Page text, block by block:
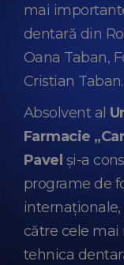
mai
dentară din
Oana Taban,
Cristian Taban.
Absolvent al
Farmacie
Pavel și-a
programe de
către cele
tehnica